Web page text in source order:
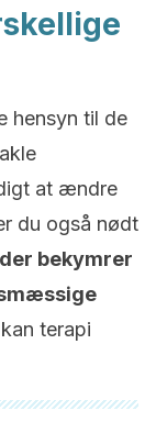
hensyn til de
at ændre
du også nødt
bekymrer
terapi